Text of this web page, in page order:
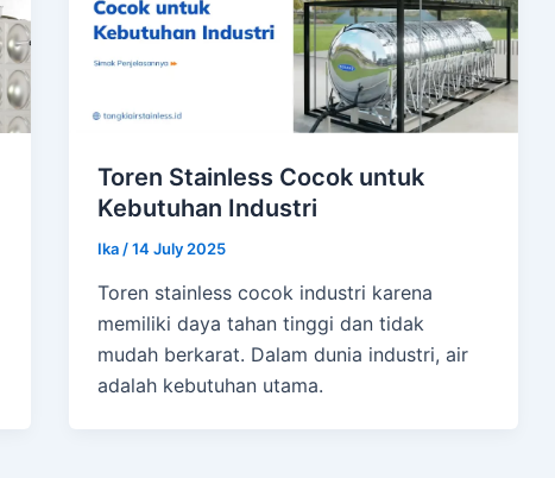
Toren Stainless Cocok untuk
Kebutuhan Industri
Ika /14 July 2025
Toren stainless cocok industri karena
memiliki daya tahan tinggi dan tidak
mudah berkarat. Dalam dunia industri, air
adalah kebutuhan utama.